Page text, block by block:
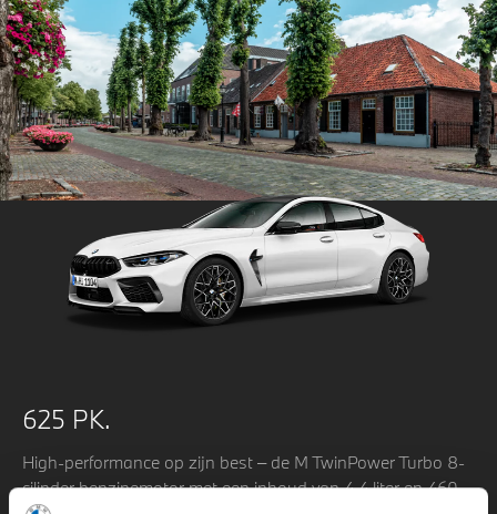
625 PK.
High-performance op zijn best – de M TwinPower Turbo 8-
cilinder benzinemotor met een inhoud van 4,4 liter en 460